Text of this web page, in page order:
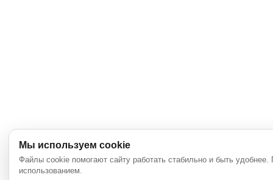
Мы используем cookie
Файлы cookie помогают сайту работать стабильно и быть
использованием.